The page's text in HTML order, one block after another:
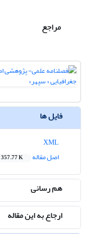
مراجع
فایل ها
اصل مقاله
357.77 K
هم رسانی
ارجاع به این مقاله